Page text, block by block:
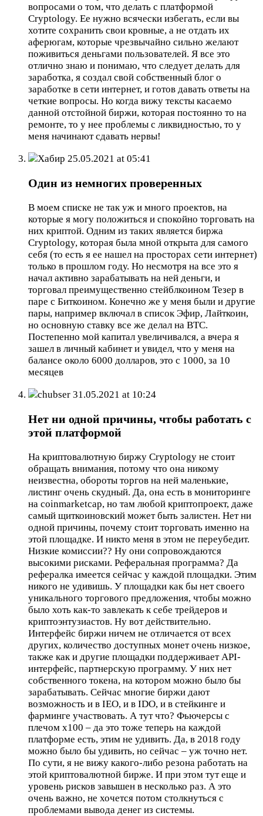
вопросами о том, что делать с платформой
Cryptology. Ее нужно всячески избегать, если вы
хотите сохранить свои кровные, а не отдать их
аферюгам, которые чрезвычайно сильно желают
поживиться деньгами пользователей. Я все это
отлично знаю и понимаю, что следует делать для
заработка, я создал свой собственный блог о
заработке в сети интернет, и готов давать ответы на
четкие вопросы. Но когда вижу тексты касаемо
данной отстойной биржи, которая постоянно то на
ремонте, то у нее проблемы с ликвидностью, то у
меня начинают сдавать нервы!
Хабир 25.05.2021 at 05:41
Один из немногих проверенных
В моем списке не так уж и много проектов, на
которые я могу положиться и спокойно торговать на
них криптой. Одним из таких является биржа
Cryptology, которая была мной открыта для самого
себя (то есть я ее нашел на просторах сети интернет)
только в прошлом году. Но несмотря на все это я
начал активно зарабатывать на ней деньги, и
торговал преимущественно стейблкоином Тезер в
паре с Биткоином. Конечно же у меня были и другие
пары, например включал в список Эфир, Лайткоин,
но основную ставку все же делал на BTC.
Постепенно мой капитал увеличивался, а вчера я
зашел в личный кабинет и увидел, что у меня на
балансе около 6000 долларов, это с 1000, за 10
месяцев
chubser 31.05.2021 at 10:24
Нет ни одной причины, чтобы работать с
этой платформой
На криптовалютную биржу Cryptology не стоит
обращать внимания, потому что она никому
неизвестна, обороты торгов на ней маленькие,
листинг очень скудный. Да, она есть в мониторинге
на coinmarketcap, но там любой криптопроект, даже
самый щиткоиновский может быть залистен. Нет ни
одной причины, почему стоит торговать именно на
этой площадке. И никто меня в этом не переубедит.
Низкие комиссии?? Ну они сопровождаются
высокими рисками. Реферальная программа? Да
рефералка имеется сейчас у каждой площадки. Этим
никого не удивишь. У площадки как бы нет своего
уникального торгового предложения, чтобы можно
было хоть как-то завлекать к себе трейдеров и
криптоэнтузиастов. Ну вот действительно.
Интерфейс биржи ничем не отличается от всех
других, количество доступных монет очень низкое,
также как и другие площадки поддерживает API-
интерфейс, партнерскую программу. У них нет
собственного токена, на котором можно было бы
зарабатывать. Сейчас многие биржи дают
возможность и в IEO, и в IDO, и в стейкинге и
фарминге участвовать. А тут что? Фьючерсы с
плечом х100 – да это тоже теперь на каждой
платформе есть, этим не удивить. Да, в 2018 году
можно было бы удивить, но сейчас – уж точно нет.
По сути, я не вижу какого-либо резона работать на
этой криптовалютной бирже. И при этом тут еще и
уровень рисков завышен в несколько раз. А это
очень важно, не хочется потом столкнуться с
проблемами вывода денег из системы.